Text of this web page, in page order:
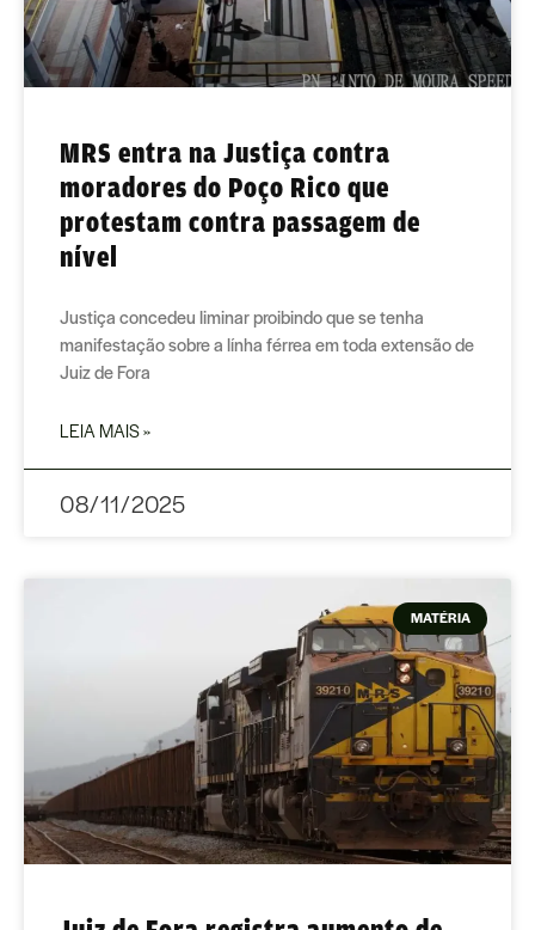
MRS entra na Justiça contra
moradores do Poço Rico que
protestam contra passagem de
nível
Justiça concedeu liminar proibindo que se tenha
manifestação sobre a línha férrea em toda extensão de
Juiz de Fora
LEIA MAIS »
08/11/2025
MATÉRIA